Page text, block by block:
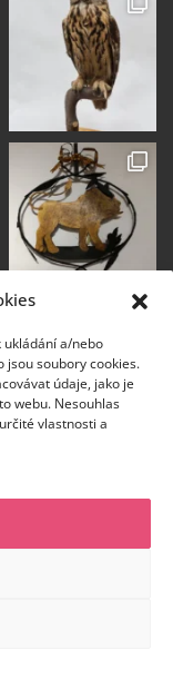
ukládání a/nebo
jsou soubory cookies.
údaje, jako je
webu. Nesouhlas
vlastnosti a